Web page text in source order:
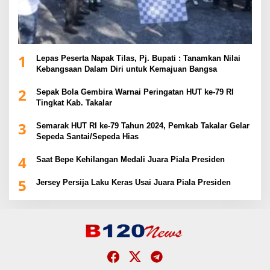
1
Lepas Peserta Napak Tilas, Pj. Bupati : Tanamkan Nilai
Kebangsaan Dalam Diri untuk Kemajuan Bangsa
2
Sepak Bola Gembira Warnai Peringatan HUT ke-79 RI
Tingkat Kab. Takalar
3
Semarak HUT RI ke-79 Tahun 2024, Pemkab Takalar Gelar
Sepeda Santai/Sepeda Hias
4 Saat Bepe Kehilangan Medali Juara Piala Presiden
5 Jersey Persija Laku Keras Usai Juara Piala Presiden